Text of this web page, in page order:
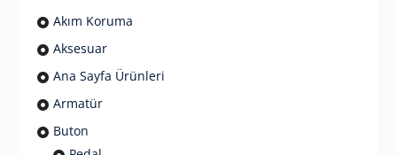
Akım Koruma
Aksesuar
Ana Sayfa Ürünleri
Armatür
Buton